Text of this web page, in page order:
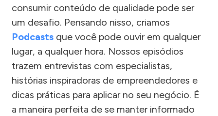
consumir conteúdo de qualidade pode ser
um desafio. Pensando nisso, criamos
Podcasts que você pode ouvir em qualquer
lugar, a qualquer hora. Nossos episódios
trazem entrevistas com especialistas,
histórias inspiradoras de empreendedores e
dicas práticas para aplicar no seu negócio. É
a maneira perfeita de se manter informado